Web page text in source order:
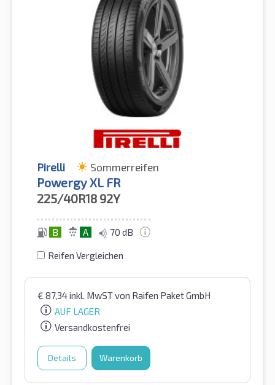
Pirelli Sommerreifen
Powergy XL FR
225/40R18 92Y
B A 70 dB
Reifen Vergleichen
€ 87,34inkl. MwSTvon Raifen Paket GmbH
AUF LAGER
Versandkostenfrei
Details Warenkorb